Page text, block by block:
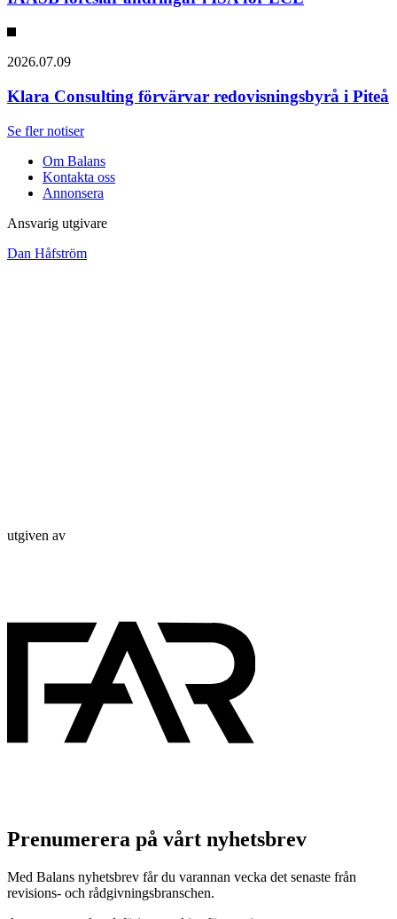
2026.07.09
Klara Consulting förvärvar redovisningsbyrå i Piteå
Se fler notiser
Om Balans
Kontakta oss
Annonsera
Ansvarig utgivare
Dan Håfström
utgiven av
Prenumerera på vårt nyhetsbrev
Med Balans nyhetsbrev får du varannan vecka det senaste från
revisions- och rådgivningsbranschen.